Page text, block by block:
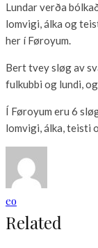
Lundar verða
lomvigi, álka og
her í Føroyum.
Bert tvey sløg av
fulkubbi og lundi,
Í Føroyum eru 6
lomvigi, álka, teisti
eo
Related